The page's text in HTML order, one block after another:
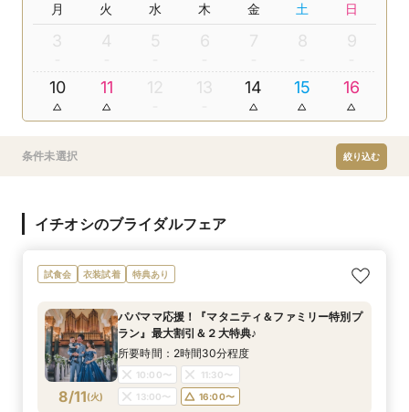
月 火 水 木 金 土 日
3 4 5 6 7 8 9
10 11 12 13 14 15 16
条件未選択 絞り込む
イチオシのブライダルフェア
試食会 衣装試着 特典あり
8/11(火)
パパママ応援！『マタニティ＆ファミリー特別プ
ラン』最大割引＆２大特典♪
所要時間：2時間30分程度
10:00〜
11:30〜
13:00〜
16:00〜